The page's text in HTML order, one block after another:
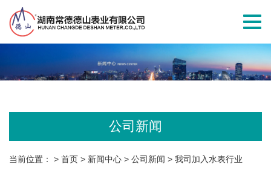
切
导
公司新闻
当前位置： > 首页 > 新闻中心 > 公司新闻 > 我司加入水表行业